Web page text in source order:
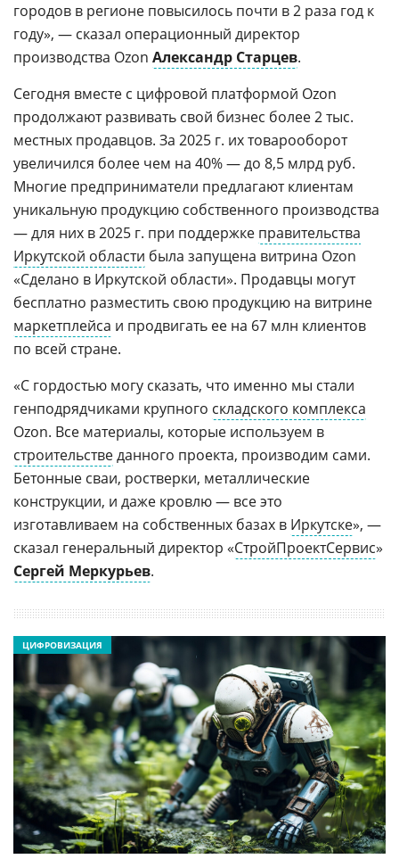
городов в регионе повысилось почти в 2 раза год к
году», — сказал операционный директор
производства Ozon Александр Старцев.
Сегодня вместе с цифровой платформой Ozon
продолжают развивать свой бизнес более 2 тыс.
местных продавцов. За 2025 г. их товарооборот
увеличился более чем на 40% — до 8,5 млрд руб.
Многие предприниматели предлагают клиентам
уникальную продукцию собственного производства
— для них в 2025 г. при поддержке правительства
Иркутской области была запущена витрина Ozon
«Сделано в Иркутской области». Продавцы могут
бесплатно разместить свою продукцию на витрине
маркетплейса и продвигать ее на 67 млн клиентов
по всей стране.
«С гордостью могу сказать, что именно мы стали
генподрядчиками крупного складского комплекса
Ozon. Все материалы, которые используем в
строительстведанного проекта, производим сами.
Бетонные сваи, ростверки, металлические
конструкции, и даже кровлю — все это
изготавливаем на собственных базах в Иркутске», —
сказал генеральный директор «СтройПроектСервис»
Сергей Меркурьев.
ЦИФРОВИЗАЦИЯ